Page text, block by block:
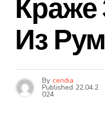
Краже
Из
By cendia
Published 22.04.2
024